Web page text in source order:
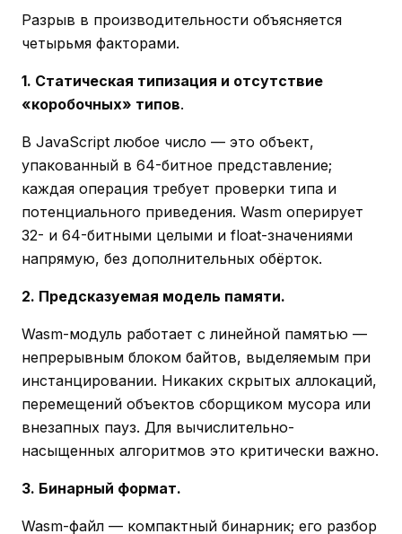
Разрыв в производительности объясняется
четырьмя факторами.
1. Статическая типизация и отсутствие
«коробочных» типов.
В JavaScript любое число — это объект,
упакованный в 64-битное представление;
каждая операция требует проверки типа и
потенциального приведения. Wasm оперирует
32- и 64-битными целыми и float-значениями
напрямую, без дополнительных обёрток.
2. Предсказуемая модель памяти.
Wasm-модуль работает с линейной памятью —
непрерывным блоком байтов, выделяемым при
инстанцировании. Никаких скрытых аллокаций,
перемещений объектов сборщиком мусора или
внезапных пауз. Для вычислительно-
насыщенных алгоритмов это критически важно.
3. Бинарный формат.
Wasm-файл — компактный бинарник; его разбор